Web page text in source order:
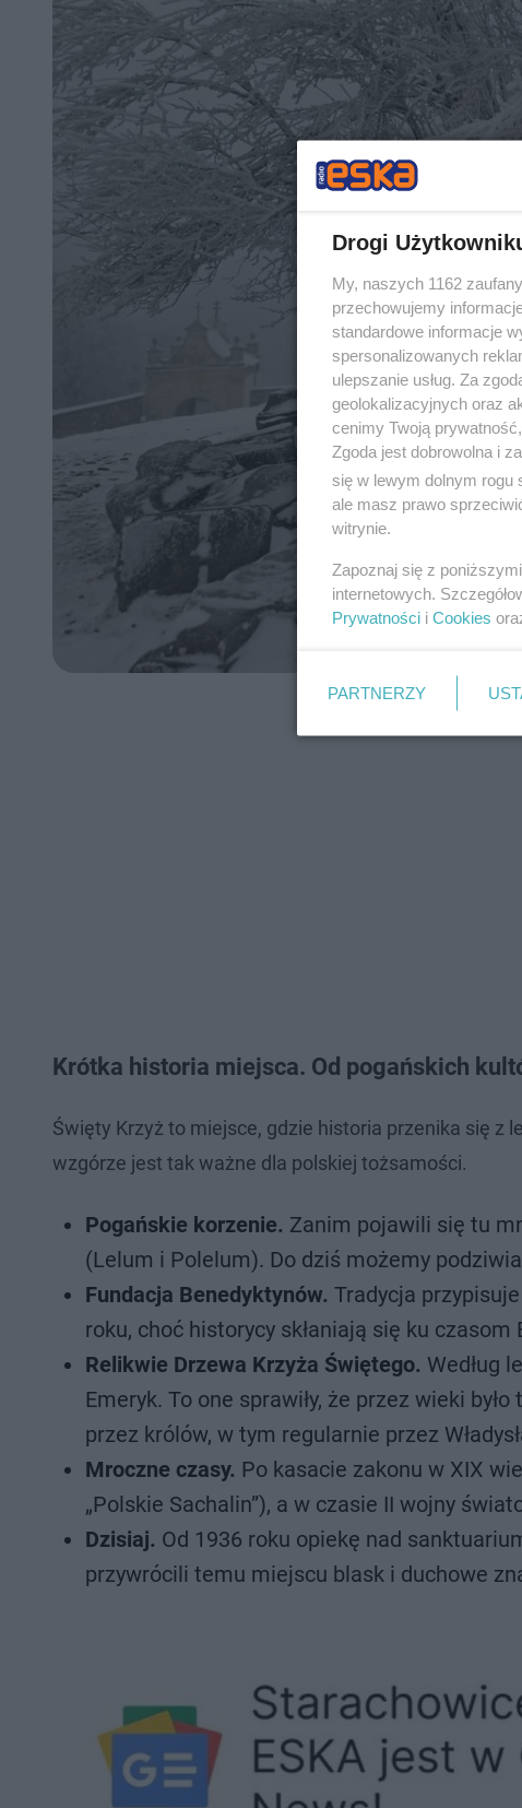
Krótka historia miejsca. Od pogańskich
Święty Krzyż to miejsce, gdzie historia przenika się z
wzgórze jest tak ważne dla polskiej tożsamości.
Pogańskie korzenie. Zanim pojawili się tu
(Lelum i Polelum). Do dziś możemy
Fundacja Benedyktynów. Tradycja
roku, choć historycy skłaniają się ku czasom
Relikwie Drzewa Krzyża Świętego. Według
Emeryk. To one sprawiły, że przez wieki
przez królów, w tym regularnie przez
Mroczne czasy. Po kasacie zakonu w XIX
„Polskie Sachalin”), a w czasie II wojny
Dzisiaj. Od 1936 roku opiekę nad
przywrócili temu miejscu blask i duchowe
Drogi
My, naszych 1162
przechowujemy
standardowe informacje
spersonalizowanych
ulepszanie usług. Za
geolokalizacyjnych oraz
cenimy Twoją
Zgoda jest dobrowolna i
się w lewym dolnym rogu
ale masz prawo
witrynie.
Zapoznaj się z
internetowych.
Prywatności i Cookies
PARTNERZY